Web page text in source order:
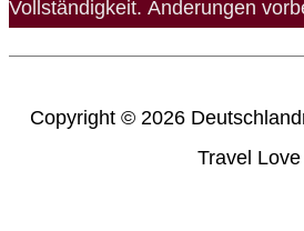
Vollständigkeit. Änderungen
Copyright © 2026
Travel Love